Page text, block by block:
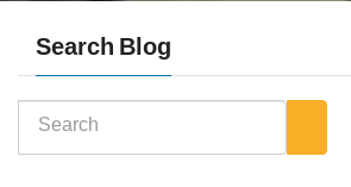
Search Blog